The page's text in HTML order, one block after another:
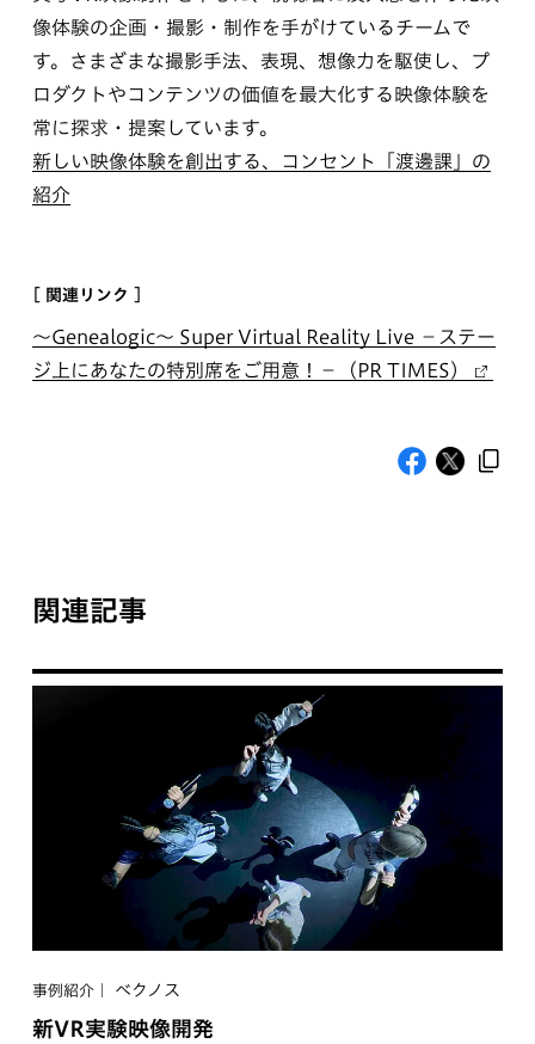
像体験の企画・撮影・制作を手がけているチームで
す。さまざまな撮影手法、表現、想像力を駆使し、プ
ロダクトやコンテンツの価値を最大化する映像体験を
常に探求・提案しています。
新しい映像体験を創出する、コンセント「渡邊課」の
紹介
[ 関連リンク ]
～Genealogic～ Super Virtual Reality Live −ステー
ジ上にあなたの特別席をご用意！−（PR TIMES）
関連記事
事例紹介 ベクノス
新VR実験映像開発